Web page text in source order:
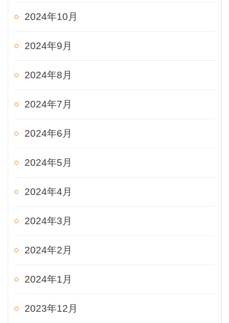
2024年10月
2024年9月
2024年8月
2024年7月
2024年6月
2024年5月
2024年4月
2024年3月
2024年2月
2024年1月
2023年12月